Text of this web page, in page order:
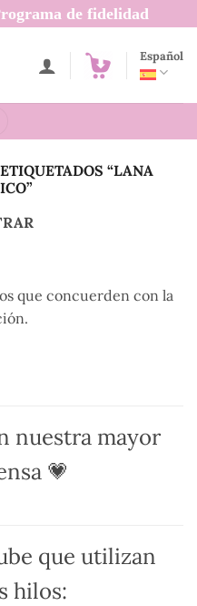
de fidelidad
Español
“LANA
que concuerden con la
nuestra mayor
💗
que utilizan
hilos: